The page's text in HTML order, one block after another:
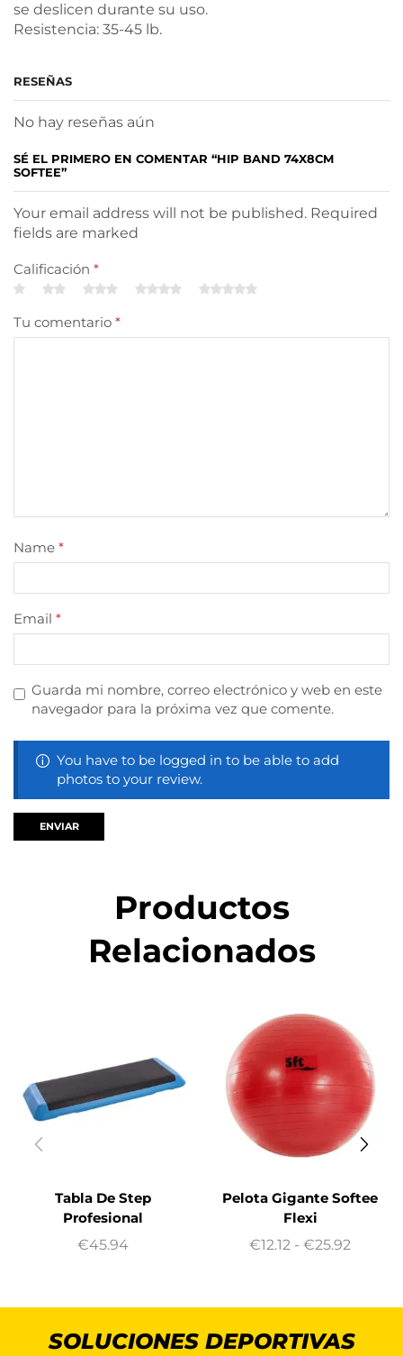
se deslicen durante su uso.
Resistencia: 35-45 lb.
RESEÑAS
No hay reseñas aún
SÉ EL PRIMERO EN COMENTAR “HIP BAND 74X8CM
SOFTEE”
Your email address will not be published. Required
fields are marked
Calificación *
Tu comentario *
Name *
Email *
Guarda mi nombre, correo electrónico y web en este
navegador para la próxima vez que comente.
You have to be logged in to be able to add
photos to your review.
Productos
Relacionados
Tabla De Step
Profesional
€45.94
Pelota Gigante Softee
Flexi
€12.12 - €25.92
SOLUCIONES DEPORTIVAS